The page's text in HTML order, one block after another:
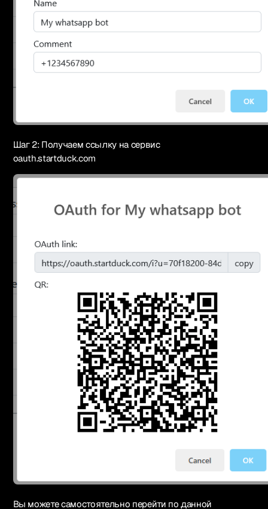
Шаг 2: Получаем ссылку на сервис
oauth.startduck.com
Вы можете самостоятельно перейти по данной